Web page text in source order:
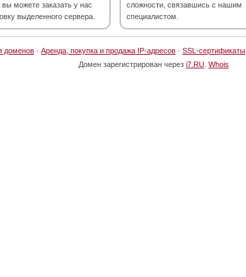
вы можете заказать у нас
выделенного сервера.
сложности, связавшись с нашим
специалистом.
доменов · Аренда, покупка и продажа IP-адресов · SSL-сертификаты
Домен зарегистрирован через i7.RU Whois